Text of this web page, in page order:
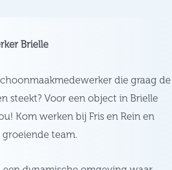
Brielle
die graag de
steekt? Voor een object in Brielle
Kom werken bij Fris en Rein en
team.